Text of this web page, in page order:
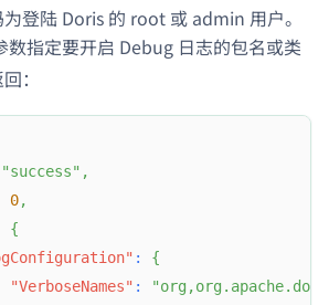
登陆 Doris 的 root 或 admin 用户。
数指定要开启 Debug 日志的包名或类
：
"success" ,
0,
{
:
{
"VerboseNames" :